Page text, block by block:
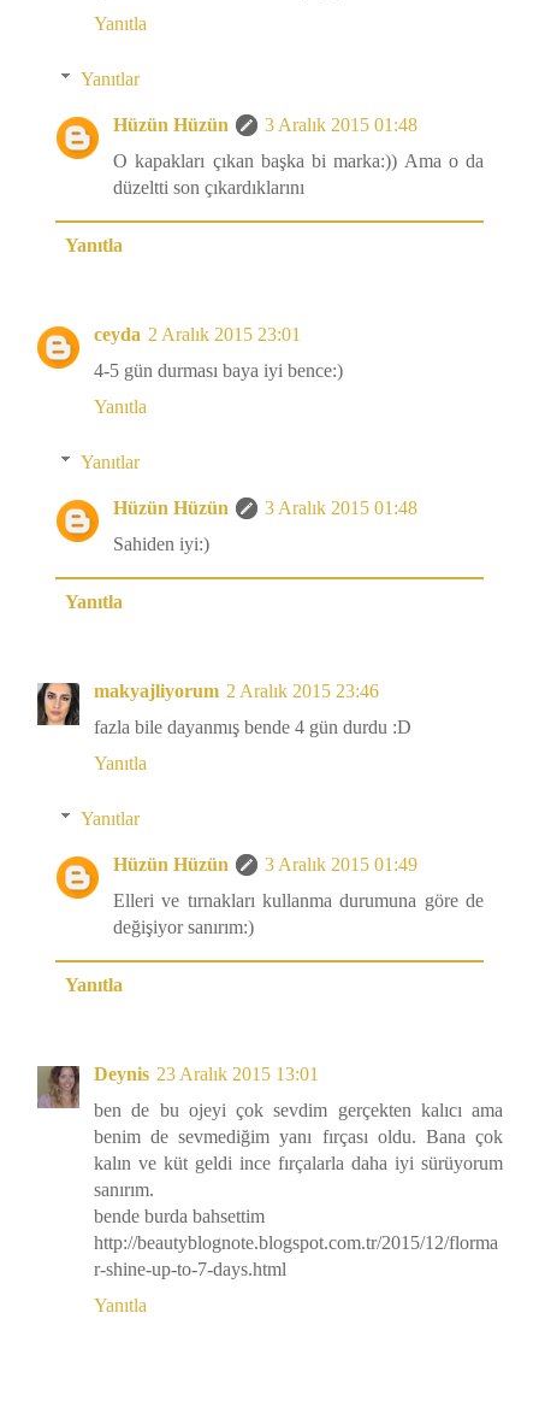
Yanıtla
Yanıtlar
Hüzün Hüzün
3 Aralık 2015 01:48
O kapakları çıkan başka bi marka:)) Ama o da
düzeltti son çıkardıklarını
Yanıtla
ceyda 2 Aralık 2015 23:01
4-5 gün durması baya iyi bence:)
Yanıtla
Yanıtlar
Hüzün Hüzün
3 Aralık 2015 01:48
Sahiden iyi:)
Yanıtla
makyajliyorum 2 Aralık 2015 23:46
fazla bile dayanmış bende 4 gün durdu :D
Yanıtla
Yanıtlar
Hüzün Hüzün
3 Aralık 2015 01:49
Elleri ve tırnakları kullanma durumuna göre de
değişiyor sanırım:)
Yanıtla
Deynis 23 Aralık 2015 13:01
ben de bu ojeyi çok sevdim gerçekten kalıcı ama
benim de sevmediğim yanı fırçası oldu. Bana çok
kalın ve küt geldi ince fırçalarla daha iyi sürüyorum
sanırım.
bende burda bahsettim
http://beautyblognote.blogspot.com.tr/2015/12/florma
r-shine-up-to-7-days.html
Yanıtla